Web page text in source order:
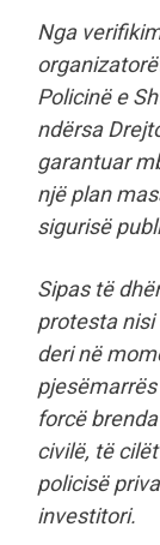
Nga
Policinë e
ndërsa
garantuar
një plan
sigurisë
Sipas të
protesta nisi
deri në
forcë
civilë, të
policisë
investitori.